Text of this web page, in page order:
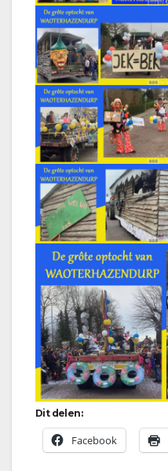
Dit delen:
Facebook